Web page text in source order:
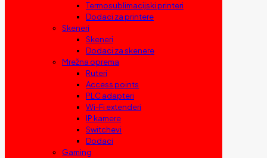
Termosublimacijski printeri
Dodaci za printere
Skeneri
Skeneri
Dodaci za skenere
Mrežna oprema
Ruteri
Access points
PLC adapteri
Wi-Fi extenderi
IP kamere
Switchevi
Dodaci
Gaming